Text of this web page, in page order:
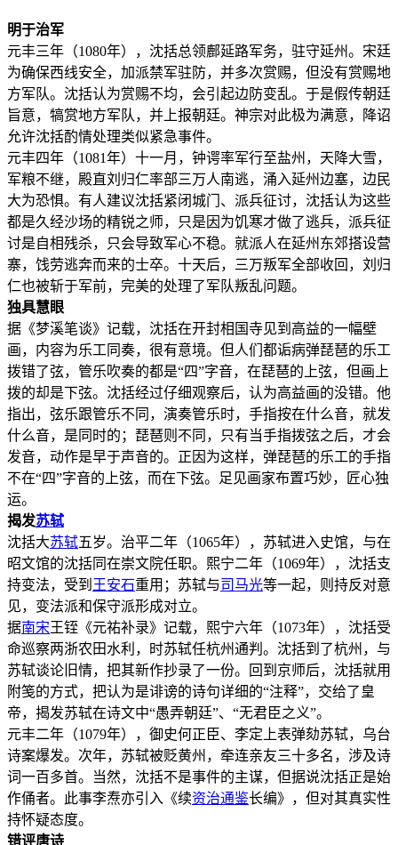
明于治军
元丰三年（1080年），沈括总领鄜延路军务，驻守延州。宋廷
为确保西线安全，加派禁军驻防，并多次赏赐，但没有赏赐地
方军队。沈括认为赏赐不均，会引起边防变乱。于是假传朝廷
旨意，犒赏地方军队，并上报朝廷。神宗对此极为满意，降诏
允许沈括酌情处理类似紧急事件。
元丰四年（1081年）十一月，钟谔率军行至盐州，天降大雪，
军粮不继，殿直刘归仁率部三万人南逃，涌入延州边塞，边民
大为恐惧。有人建议沈括紧闭城门、派兵征讨，沈括认为这些
都是久经沙场的精锐之师，只是因为饥寒才做了逃兵，派兵征
讨是自相残杀，只会导致军心不稳。就派人在延州东郊搭设营
寨，饯劳逃奔而来的士卒。十天后，三万叛军全部收回，刘归
仁也被斩于军前，完美的处理了军队叛乱问题。
独具慧眼
据《梦溪笔谈》记载，沈括在开封相国寺见到高益的一幅壁
画，内容为乐工同奏，很有意境。但人们都诟病弹琵琶的乐工
拨错了弦，管乐吹奏的都是“四”字音，在琵琶的上弦，但画上
拨的却是下弦。沈括经过仔细观察后，认为高益画的没错。他
指出，弦乐跟管乐不同，演奏管乐时，手指按在什么音，就发
什么音，是同时的；琵琶则不同，只有当手指拨弦之后，才会
发音，动作是早于声音的。正因为这样，弹琵琶的乐工的手指
不在“四”字音的上弦，而在下弦。足见画家布置巧妙，匠心独
运。
揭发苏轼
沈括大苏轼五岁。治平二年（1065年），苏轼进入史馆，与在
昭文馆的沈括同在崇文院任职。熙宁二年（1069年），沈括支
持变法，受到 王安石重用；苏轼与司马光等一起，则持反对意
见，变法派和保守派形成对立。
据南宋王铚《元祐补录》记载，熙宁六年（1073年），沈括受
命巡察两浙农田水利，时苏轼任杭州通判。沈括到了杭州，与
苏轼谈论旧情，把其新作抄录了一份。回到京师后，沈括就用
附笺的方式，把认为是诽谤的诗句详细的“注释”，交给了皇
帝，揭发苏轼在诗文中“愚弄朝廷”、“无君臣之义”。
元丰二年（1079年），御史何正臣、李定上表弹劾苏轼，乌台
诗案爆发。次年，苏轼被贬黄州，牵连亲友三十多名，涉及诗
词一百多首。当然，沈括不是事件的主谋，但据说沈括正是始
作俑者。此事李焘亦引入《续资治通鉴长编》，但对其真实性
持怀疑态度。
错评唐诗